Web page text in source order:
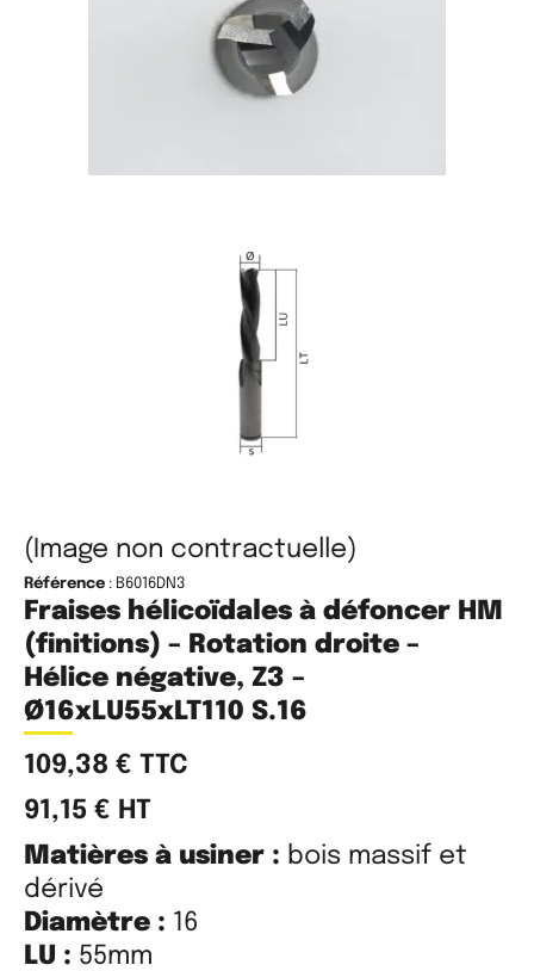
(Image non contractuelle)
Référence : B6016DN3
Fraises hélicoïdales à défoncer HM
(finitions) – Rotation droite –
Hélice négative, Z3 –
Ø16xLU55xLT110 S.16
109,38 € TTC
91,15 € HT
Matières à usiner : bois massif et
dérivé
Diamètre : 16
LU : 55mm